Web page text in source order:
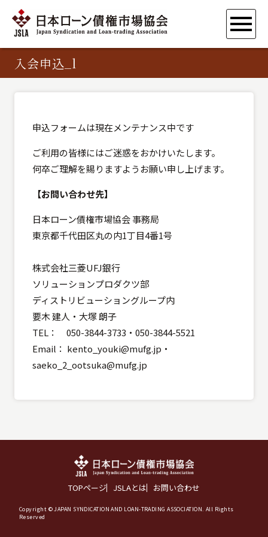
入会申込_l
申込フォームは現在メンテナンス中です
ご利用の皆様にはご迷惑をおかけいたします。
何卒ご理解を賜りますようお願い申し上げます。
【お問い合わせ先】
日本ローン債権市場協会 事務局
東京都千代田区丸の内1丁目4番1号
株式会社三菱UFJ銀行
ソリューションプロダクツ部
ディストリビューショングループ内
要木 建人・大塚 朗子
TEL： 050-3844-3733・050-3844-5521
Email： kento_youki@mufg.jp・
saeko_2_ootsuka@mufg.jp
TOPページ JSLAとは お問い合わせ
Copyright © JAPAN SYNDICATION AND LOAN-TRADING ASSOCIATION. All Rights
Reserved